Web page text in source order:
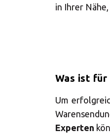
in Ihrer
Was ist
Um
Experten